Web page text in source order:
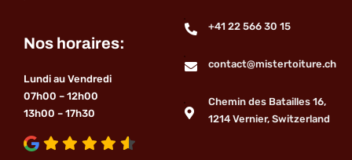
Nos horaires:
Lundi au Vendredi
07h00 – 12h00
13h00 – 17h30
+41 22 566 30 15
contact@mistertoiture.ch
Chemin des Batailles 16,
1214 Vernier, Switzerland